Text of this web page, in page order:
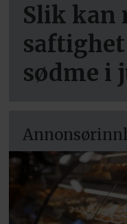
Slik kan
sødme i